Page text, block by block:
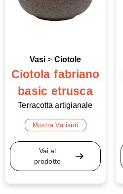
Vasi > Ciotole
Ciotola fabriano
basic etrusca
Terracotta artigianale
Mostra Varianti
Vai al
prodotto
arrow_right_alt